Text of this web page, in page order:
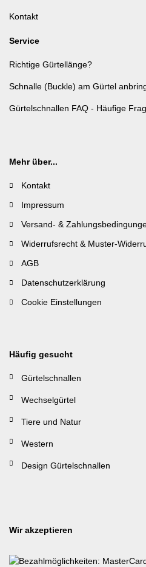
Kontakt
Service
Richtige Gürtellänge?
Schnalle (Buckle) am Gürtel
Gürtelschnallen FAQ - Häufige
Mehr über...
Kontakt
Impressum
Versand- &
Widerrufsrecht & Muster-
AGB
Datenschutzerklärung
Cookie Einstellungen
Häufig gesucht
Gürtelschnallen
Wechselgürtel
Tiere und Natur
Western
Design Gürtelschnallen
Wir akzeptieren